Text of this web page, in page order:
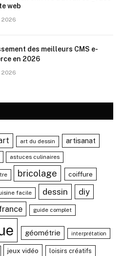
web
2026
des meilleurs CMS e-
en 2026
2026
art du dessin artisanat
astuces culinaires
bricolage coiffure
facile dessin diy
guide complet
géométrie interprétation
jeux vidéo loisirs créatifs